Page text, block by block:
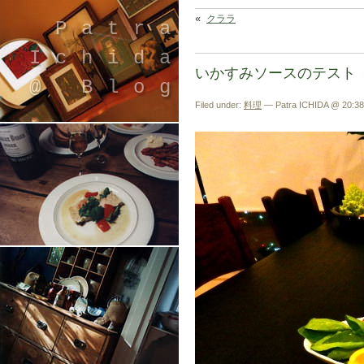
Patra
Ichida
@ Blog
引退したスタイリストの隠居ブログ
« クララ
いかすみソースのテスト
Filed under: 料理 — Patra ICHIDA @